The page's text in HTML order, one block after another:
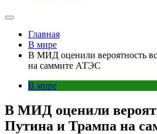
Главная
В мире
В МИД оценили вероятность
на саммите АТЭС
В мире
В МИД оценили
Путина и Трампа на